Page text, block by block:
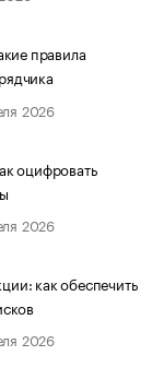
правила
2026
оцифровать
2026
как обеспечить
2026